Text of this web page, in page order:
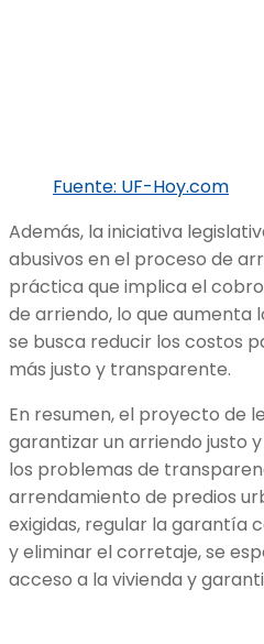
Fuente: UF-Hoy.com
Además, la iniciativa
abusivos en el proceso de
práctica que implica el
de arriendo, lo que aumenta
se busca reducir los costos
más justo y transparente.
En resumen, el proyecto de
garantizar un arriendo justo
los problemas de
arrendamiento de predios
exigidas, regular la garantía
y eliminar el corretaje, se
acceso a la vivienda y